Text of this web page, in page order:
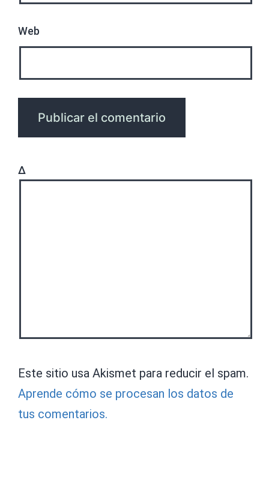
Web
Δ
Este sitio usa Akismet para reducir el spam.
Aprende cómo se procesan los datos de
tus comentarios.